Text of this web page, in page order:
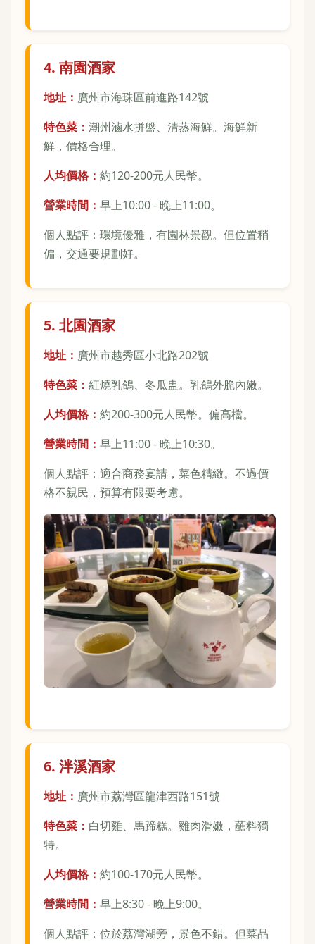
4. 南園酒家
地址： 廣州市海珠區前進路142號
特色菜： 潮州滷水拼盤、清蒸海鮮。海鮮新
鮮，價格合理。
人均價格： 約120-200元人民幣。
營業時間： 早上10:00 - 晚上11:00。
個人點評：環境優雅，有園林景觀。但位置稍
偏，交通要規劃好。
5. 北園酒家
地址： 廣州市越秀區小北路202號
特色菜： 紅燒乳鴿、冬瓜盅。乳鴿外脆內嫩。
人均價格： 約200-300元人民幣。偏高檔。
營業時間： 早上11:00 - 晚上10:30。
個人點評：適合商務宴請，菜色精緻。不過價
格不親民，預算有限要考慮。
6. 泮溪酒家
地址： 廣州市荔灣區龍津西路151號
特色菜： 白切雞、馬蹄糕。雞肉滑嫩，蘸料獨
特。
人均價格： 約100-170元人民幣。
營業時間： 早上8:30 - 晚上9:00。
個人點評：位於荔灣湖旁，景色不錯。但菜品